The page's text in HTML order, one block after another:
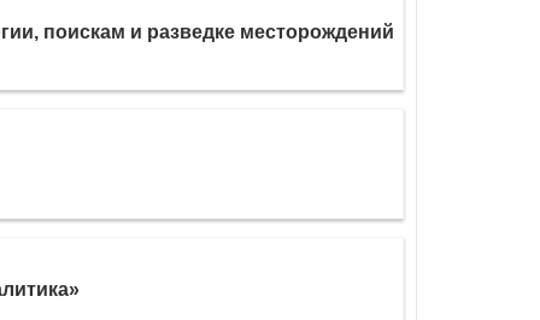
поискам и разведке месторождений